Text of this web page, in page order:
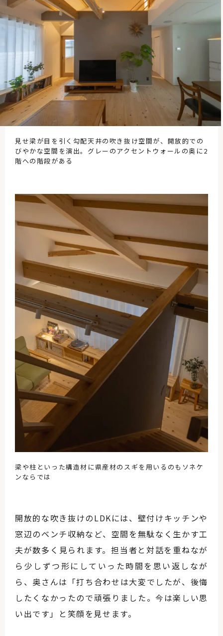
見せ梁が目を引く勾配天井の吹き抜け空間が、開放的での
びやかな空間を演出。グレーのアクセントウォールの奥に2
階への階段がある
梁や柱といった構造材に県産材のスギを用いるのもソネケ
ンならでは
開放的な吹き抜けのLDKには、壁付けキッチンや
窓辺のベンチ収納など、空間を無駄なく生かす工
夫が数多く見られます。担当者と対話を重ねなが
ら少しずつ形にしていった時間を思い返しなが
ら、奥さんは「打ち合わせは大変でしたが、後悔
したくなかったので頑張りました。今は楽しい思
い出です」と笑顔を見せます。